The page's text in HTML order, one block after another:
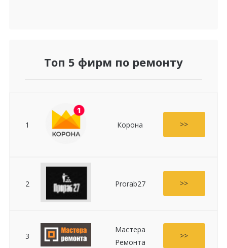
Топ 5 фирм по ремонту
1 Корона >>
2 Prorab27 >>
3
Мастера
Ремонта
>>